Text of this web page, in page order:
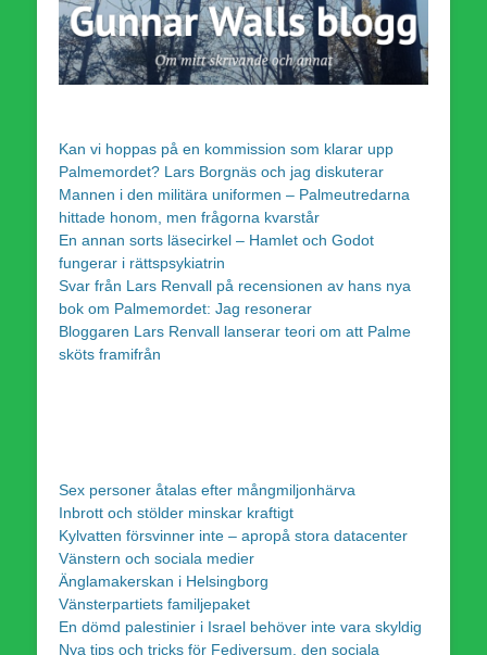
Kan vi hoppas på en kommission som klarar upp
Palmemordet? Lars Borgnäs och jag diskuterar
Mannen i den militära uniformen – Palmeutredarna
hittade honom, men frågorna kvarstår
En annan sorts läsecirkel – Hamlet och Godot
fungerar i rättspsykiatrin
Svar från Lars Renvall på recensionen av hans nya
bok om Palmemordet: Jag resonerar
Bloggaren Lars Renvall lanserar teori om att Palme
sköts framifrån
Sex personer åtalas efter mångmiljonhärva
Inbrott och stölder minskar kraftigt
Kylvatten försvinner inte – apropå stora datacenter
Vänstern och sociala medier
Änglamakerskan i Helsingborg
Vänsterpartiets familjepaket
En dömd palestinier i Israel behöver inte vara skyldig
Nya tips och tricks för Fediversum, den sociala